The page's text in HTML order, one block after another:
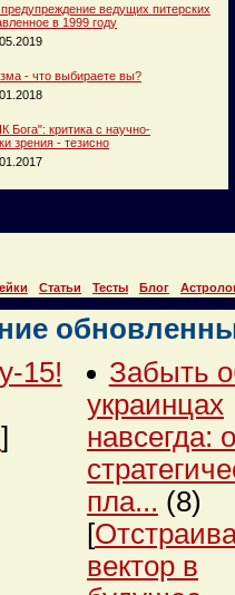
ведущих питерских
в 1999 году
- что выбираете вы?
Бога": критика с научно-
зрения - тезисно
Статьи Тесты Блог
15!
]
Забыть
украинцах
навсегда: о
пла... (8)
[
вектор в